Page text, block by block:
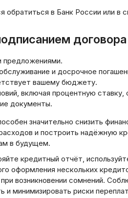
в Банк России или в
договора
предложениями.
и досрочное
вашему бюджету.
включая процентную ставку,
документы.
значительно снизить
и построить надёжную
в будущем.
кредитный отчёт,
оформления нескольких
возникновении сомнений.
минимизировать риски